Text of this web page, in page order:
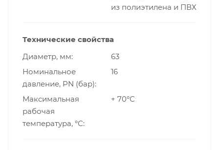
из полиэтилена и ПВХ
Технические свойства
Диаметр, мм
63
Номинальное
давление, PN (бар)
16
Максимальная
рабочая
температура, °С
+ 70°С